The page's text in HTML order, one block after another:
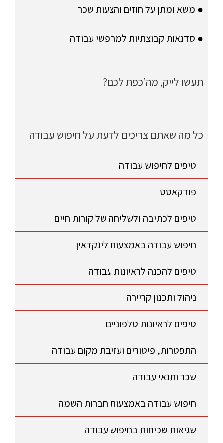
● משא ומתן על חוזים והצעות שכר
● סדנאות קבוצתיות למחפשי עבודה
תעשו לייק, מה’כפת לכם?
כל מה שאתם צריכים לדעת על חיפוש עבודה
טיפים לחיפוש עבודה
פודקאסט
טיפים לכתיבה ולשליחה של קורות חיים
חיפוש עבודה באמצעות לינקדאין
טיפים להכנה לראיונות עבודה
ניהול ותכנון קריירה
טיפים לראיונות טלפוניים
התפטרות, פיטורים ועזיבת מקום עבודה
שכר ותנאי עבודה
חיפוש עבודה באמצעות חברות השמה
שגיאות שכיחות בחיפוש עבודה